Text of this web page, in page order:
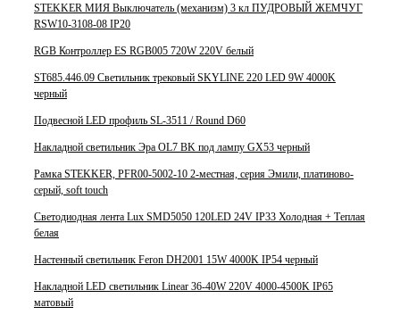
STEKKER МИЯ Выключатель (механизм) 3 кл ПУДРОВЫЙ ЖЕМЧУГ
RSW10-3108-08 IP20
RGB Контроллер ES RGB005 720W 220V белый
ST685.446.09 Светильник трековый SKYLINE 220 LED 9W 4000K
черный
Подвесной LED профиль SL-3511 / Round D60
Накладной светильник Эра OL7 BK под лампу GX53 черный
Рамка STEKKER, PFR00-5002-10 2-местная, серия Эмили, платиново-
серый, soft touch
Светодиодная лента Lux SMD5050 120LED 24V IP33 Холодная + Теплая
белая
Настенный светильник Feron DH2001 15W 4000K IP54 черный
Накладной LED светильник Linear 36-40W 220V 4000-4500K IP65
матовый